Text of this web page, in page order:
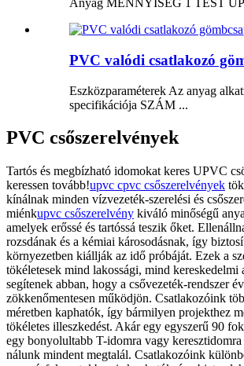
Anyag MENNYISÉG 1 TEST
PVC valódi csatlakozó
Eszközparaméterek Az anyag
specifikációja SZÁM ...
PVC csőszerelvények
Tartós és megbízható idomokat keres UPVC
keressen tovább!upvc cpvc csőszerelvények
kínálnak minden vízvezeték-szerelési és
miénkupvc csőszerelvény kiváló minőségű
amelyek erőssé és tartóssá teszik őket.
rozsdának és a kémiai károsodásnak, így
környezetben kiállják az idő próbáját. Ezek a
tökéletesek mind lakossági, mind kereskedelmi
segítenek abban, hogy a csővezeték-rendszer
zökkenőmentesen működjön. Csatlakozóink
méretben kaphatók, így bármilyen projekthez
tökéletes illeszkedést. Akár egy egyszerű 90
egy bonyolultabb T-idomra vagy keresztidomra
nálunk mindent megtalál. Csatlakozóink